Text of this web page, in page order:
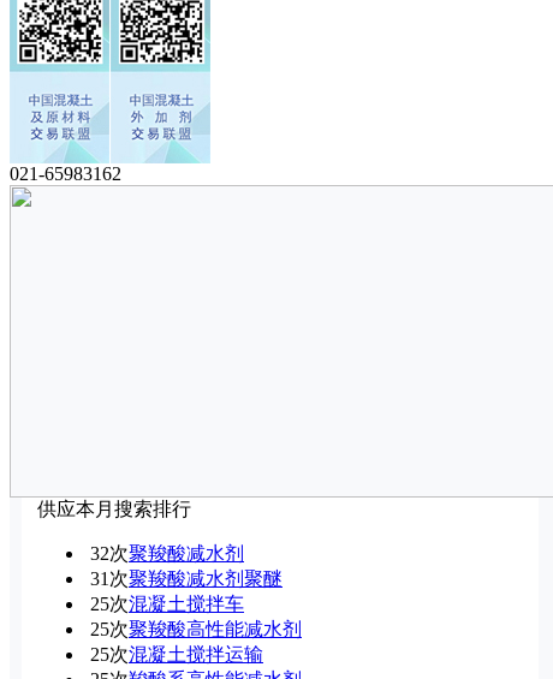
021-65983162
供应本月搜索排行
32次聚羧酸减水剂
31次聚羧酸减水剂聚醚
25次混凝土搅拌车
25次聚羧酸高性能减水剂
25次混凝土搅拌运输